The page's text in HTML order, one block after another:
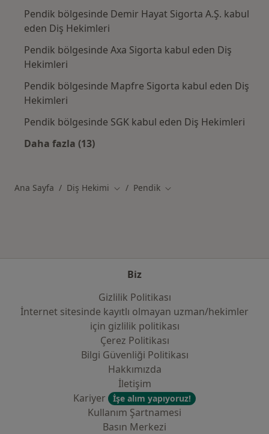
Pendik bölgesinde Demir Hayat Sigorta A.Ş. kabul
eden Diş Hekimleri
Pendik bölgesinde Axa Sigorta kabul eden Diş
Hekimleri
Pendik bölgesinde Mapfre Sigorta kabul eden Diş
Hekimleri
Pendik bölgesinde SGK kabul eden Diş Hekimleri
Daha fazla (13)
Ana Sayfa Diş Hekimi Şehir değiştir
Pendik Şehir değiştir
Biz
Gizlilik Politikası
İnternet sitesinde kayıtlı olmayan uzman/hekimler
i̇çin gizlilik politikası
Çerez Politikası
Bilgi Güvenliği Politikası
Hakkımızda
İletişim
Kariyer
İşe alım yapıyoruz!
Kullanım Şartnamesi
Basın Merkezi